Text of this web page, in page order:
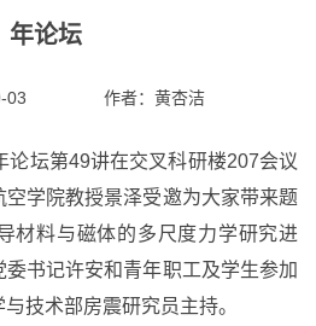
年论坛
03 作者： 黄杏洁
坛第49讲在交叉科研楼207会议
学院教授景泽受邀为大家带来题
材料与磁体的多尺度力学研究进
书记许安和青年职工及学生参加
技术部房震研究员主持。